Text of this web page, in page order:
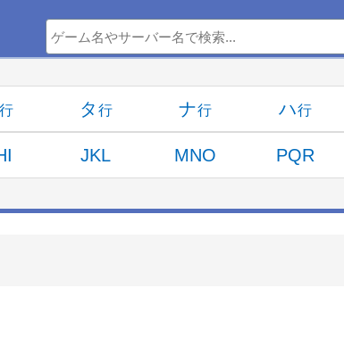
タ ナ ハ
JKL MNO PQR